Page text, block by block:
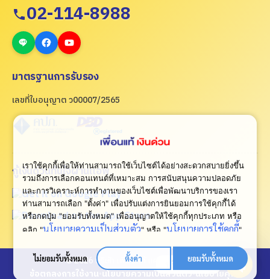
02-114-8988
มาตรฐานการรับรอง
เลขที่ใบอนุญาต ว00007/2565
กู้เงินด่วนทันใจผ่านแอพ
© 2026 บริษัท เพื่อนแท้ แคปปิตอล จำกัด
นโยบายความเป็นส่วนตัว•นโยบายคุกกี้
เราใช้คุกกี้เพื่อให้ท่านสามารถใช้เว็บไซต์ได้อย่างสะดวกสบายยิ่งขึ้น
รวมถึงการเลือกคอนเทนต์ที่เหมาะสม การสนับสนุนความปลอดภัย
และการวิเคราะห์การทำงานของเว็บไซต์เพื่อพัฒนาบริการของเรา
ท่านสามารถเลือก "ตั้งค่า" เพื่อปรับแต่งการยินยอมการใช้คุกกี้ได้
หรือกดปุ่ม "ยอมรับทั้งหมด" เพื่ออนุญาตให้ใช้คุกกี้ทุกประเภท หรือ
คลิก "นโยบายความเป็นส่วนตัว" หรือ "นโยบายการใช้คุกกี้"
ไม่ยอมรับทั้งหมด ตั้งค่า ยอมรับทั้งหมด
ปรึกษาเรา